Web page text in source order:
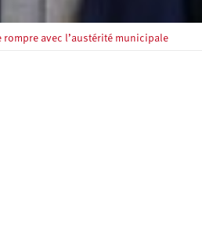
avec l’austérité municipale